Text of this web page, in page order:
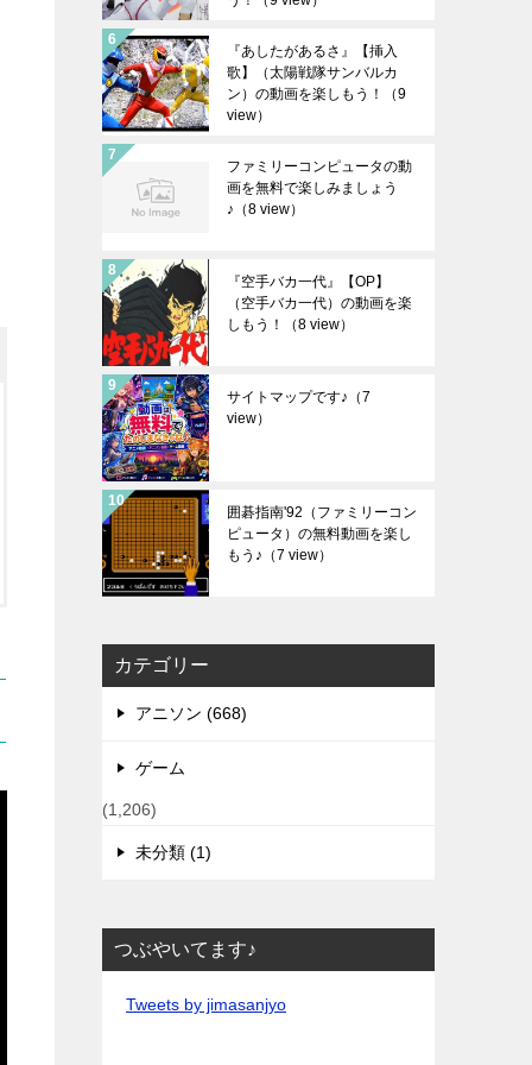
『あしたがあるさ』【挿入
歌】（太陽戦隊サンバルカ
ン）の動画を楽しもう！
（9
view）
ファミリーコンピュータの動
画を無料で楽しみましょう
♪ （8 view）
『空手バカ一代』【OP】
（空手バカ一代）の動画を楽
しもう！
（8 view）
サイトマップです♪ （7
view）
囲碁指南'92（ファミリーコン
ピュータ）の無料動画を楽し
もう♪ （7 view）
カテゴリー
アニソン (668)
ゲーム
(1,206)
未分類 (1)
つぶやいてます♪
Tweets by jimasanjyo